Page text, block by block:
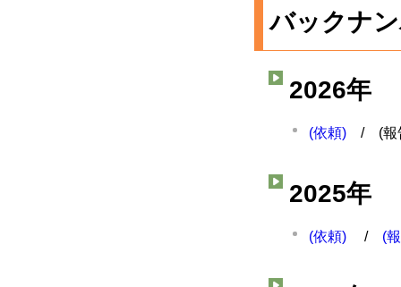
バックナ
2026年
(依頼) / (報
2025年
(依頼) / (